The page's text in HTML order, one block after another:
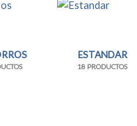
ESTANDAR
18 PRODUCTOS